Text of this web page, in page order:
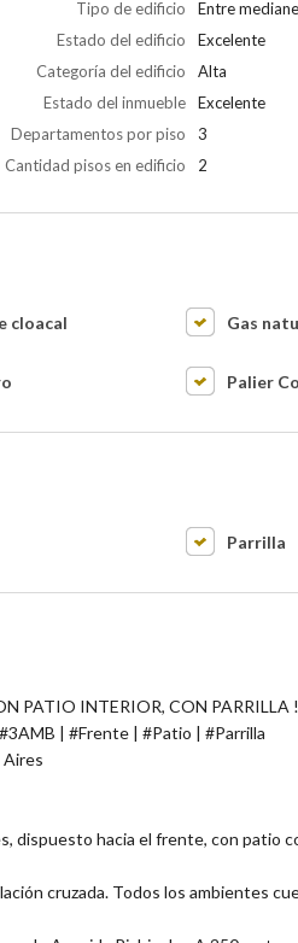
Tipo de edificio Entre
Estado del edificio Excelente
Categoría del edificio Alta
Estado del inmueble Excelente
Departamentos por piso 3
Cantidad pisos en edificio 2
cloacal Gas
Palier
Parrilla
PATIO INTERIOR, CON PARRILLA !
| #Frente | #Patio | #Parrilla
Aires
dispuesto hacia el frente, con patio
cruzada. Todos los ambientes